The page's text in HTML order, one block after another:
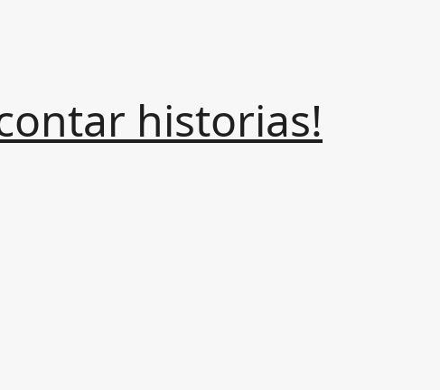
historias!